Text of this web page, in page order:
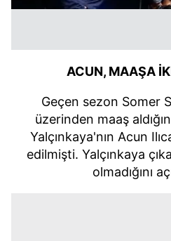
ACUN, MAAŞA
Geçen sezon Somer
üzerinden maaş
Yalçınkaya'nın Acun
edilmişti. Yalçınkaya
olmadığını